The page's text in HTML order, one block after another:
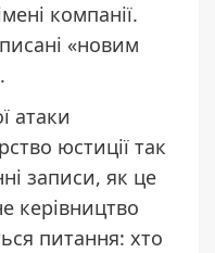
компанії.
«новим
атаки
юстиції так
записи, як це
керівництво
питання: хто